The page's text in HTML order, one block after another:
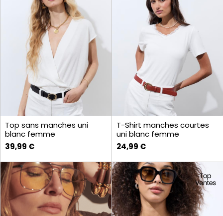
Top sans manches uni
blanc femme
39,99 €
T-Shirt manches courtes
uni blanc femme
24,99 €